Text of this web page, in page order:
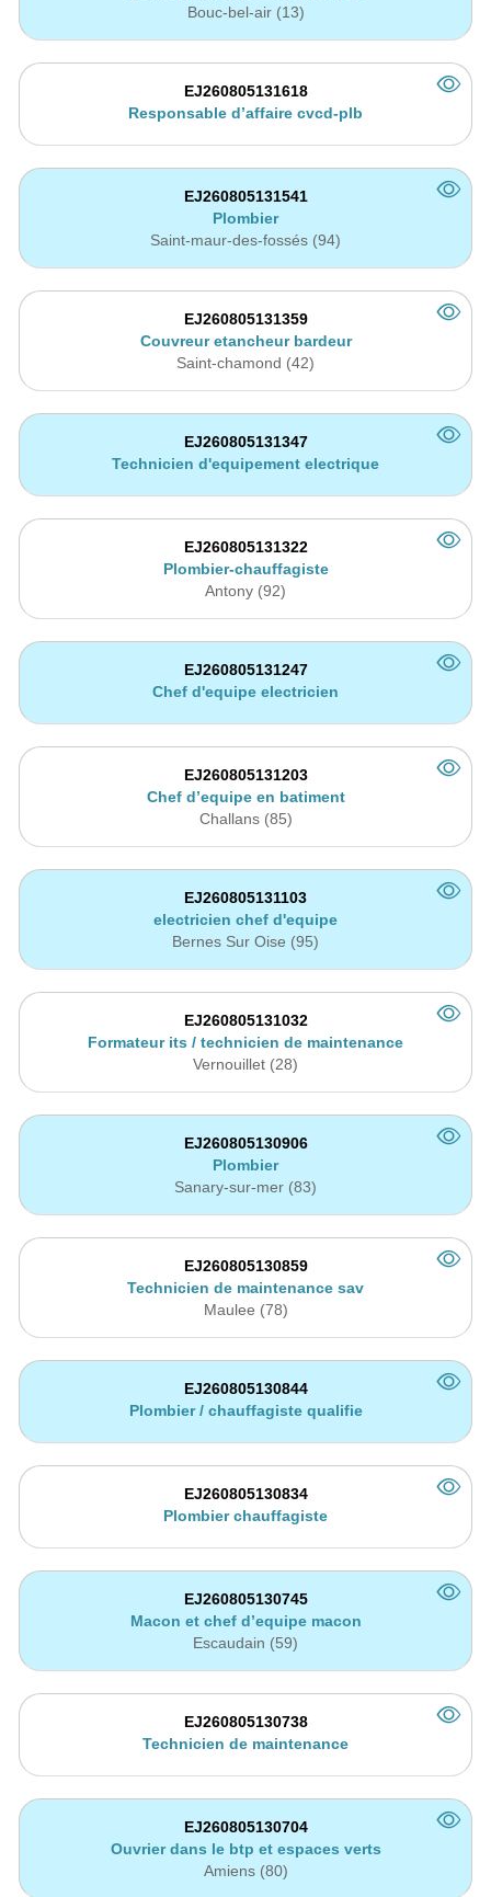
Bouc-bel-air (13)
EJ260805131618
Responsable d’affaire cvcd-plb
EJ260805131541
Plombier
Saint-maur-des-fossés (94)
EJ260805131359
Couvreur etancheur bardeur
Saint-chamond (42)
EJ260805131347
Technicien d'equipement electrique
EJ260805131322
Plombier-chauffagiste
Antony (92)
EJ260805131247
Chef d'equipe electricien
EJ260805131203
Chef d’equipe en batiment
Challans (85)
EJ260805131103
electricien chef d'equipe
Bernes Sur Oise (95)
EJ260805131032
Formateur its / technicien de maintenance
Vernouillet (28)
EJ260805130906
Plombier
Sanary-sur-mer (83)
EJ260805130859
Technicien de maintenance sav
Maulee (78)
EJ260805130844
Plombier / chauffagiste qualifie
EJ260805130834
Plombier chauffagiste
EJ260805130745
Macon et chef d’equipe macon
Escaudain (59)
EJ260805130738
Technicien de maintenance
EJ260805130704
Ouvrier dans le btp et espaces verts
Amiens (80)